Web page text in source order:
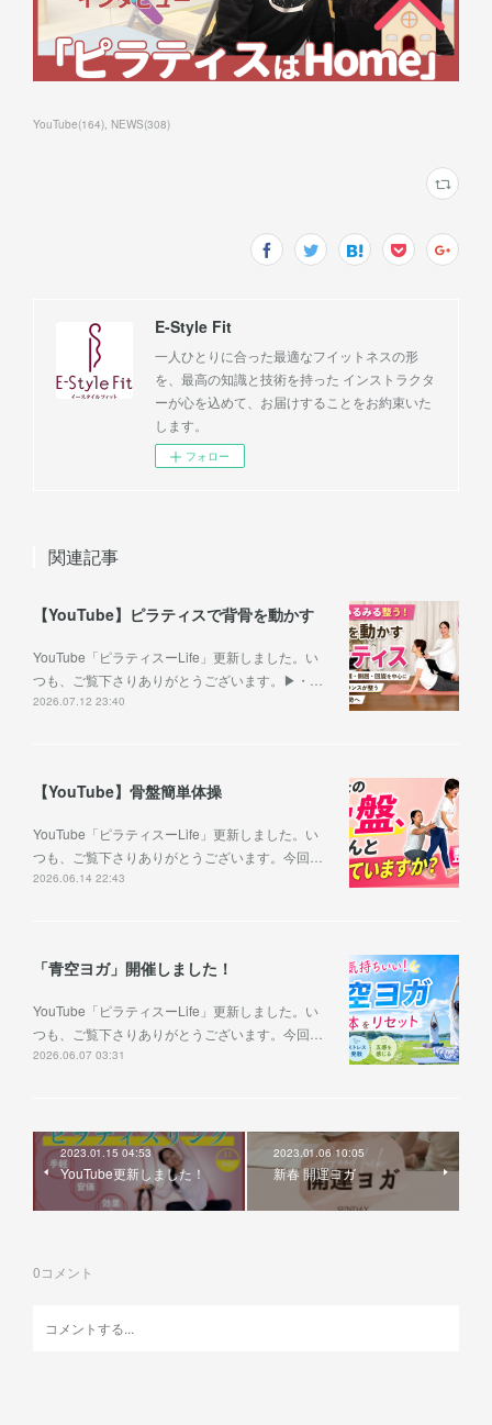
YouTube(164) NEWS(308)
E-Style Fit
一人ひとりに合った最適なフイットネスの形
を、最高の知識と技術を持った インストラクタ
ーが心を込めて、お届けすることをお約束いた
します。
フォロー
関連記事
【YouTube】ピラティスで背骨を動かす
YouTube「ピラティスーLife」更新しました。い
つも、ご覧下さりありがとうございます。▶︎・…
2026.07.12 23:40
【YouTube】骨盤簡単体操
YouTube「ピラティスーLife」更新しました。い
つも、ご覧下さりありがとうございます。今回…
2026.06.14 22:43
「青空ヨガ」開催しました！
YouTube「ピラティスーLife」更新しました。い
つも、ご覧下さりありがとうございます。今回…
2026.06.07 03:31
2023.01.15 04:53
YouTube更新しました！
2023.01.06 10:05
新春 開運ヨガ
0コメント